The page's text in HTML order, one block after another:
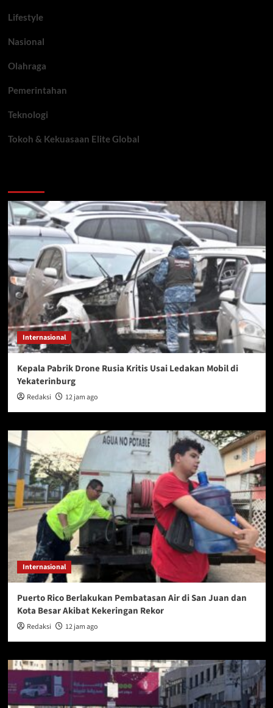
Lifestyle
Nasional
Olahraga
Pemerintahan
Teknologi
Tokoh & Kekuasaan Elite Global
Internasional
Kepala Pabrik Drone Rusia Kritis Usai Ledakan Mobil di
Yekaterinburg
Redaksi 12 jam ago
Internasional
Puerto Rico Berlakukan Pembatasan Air di San Juan dan
Kota Besar Akibat Kekeringan Rekor
Redaksi 12 jam ago